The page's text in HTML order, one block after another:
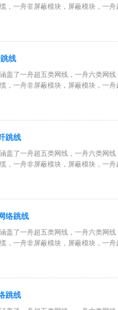
，一舟非屏蔽模块，屏蔽模块，一舟
线
盖了一舟超五类网线，一舟六类网
，一舟非屏蔽模块，屏蔽模块，一舟
跳线
盖了一舟超五类网线，一舟六类网
，一舟非屏蔽模块，屏蔽模块，一舟
络跳线
盖了一舟超五类网线，一舟六类网
，一舟非屏蔽模块，屏蔽模块，一舟
跳线